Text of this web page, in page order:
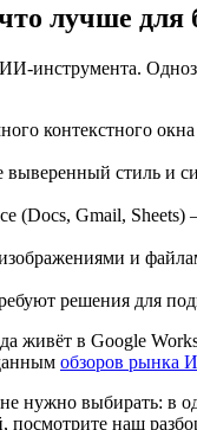
лучше для
инструмента.
контекстного
выверенный стиль и
(Docs, Gmail,
и
решения для
живёт в Google
обзоров рынка
не нужно выбирать:
посмотрите наш